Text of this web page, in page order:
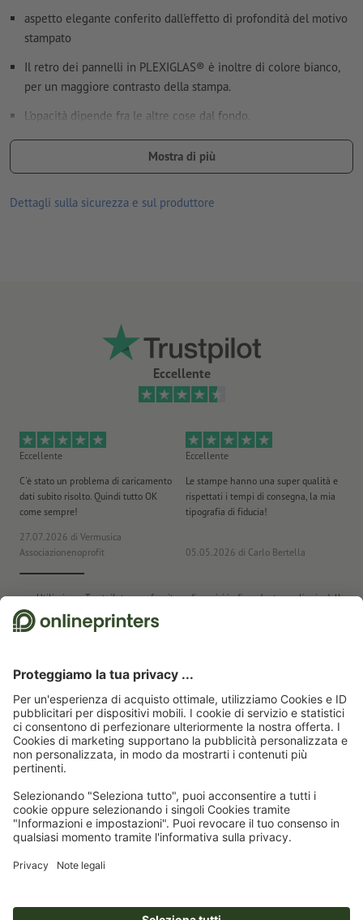
aspetto elegante conferito dall'effetto di profondità del motivo
stampato
Il retro dei pannelli in PLEXIGLAS® è inoltre di colore bianco,
per un maggiore contrasto della stampa.
L'opacità dipende fra le altre cose dal fondo.
prezzi equi grazie al calcolo preciso al centimetro
stampa digitale di gran pregio con colori UV
per uso interno ed esterno
Mostra di più
Dettagli sulla sicurezza e sul produttore
Eccellente
Eccellente
C'è stato un problema di caricamento
dati subito risolto. Quindi tutto OK
come sempre!
27.07.2026 di Vermusica
Associazionenoprofit
Eccellente
Le stampe hanno una super qualità e
rispettati i tempi di consegna, la mia
tipografia di fiducia!
05.05.2026 di Carlo Bertella
Utilizziamo Trustpilot come fornitore di servizi indipendente per linvio delle
recensioni. Per conoscere quali misure utilizza Trustpilot per assicurarsi che
si tratti di recensioni autentiche, cliccare
Pagina iniziale Pannelli/Cartelli Lastre in vetro acrilico
Lastre in vetro acrilico,
100 x 100 cm
Chi siamo
Azienda
Servizio
Abbonati alla newsletter e assicurati un buono sconto del
15 %!